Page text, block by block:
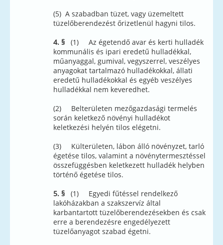
(5) A szabadban tüzet, vagy üzemeltett
tüzelőberendezést őrizetlenül hagyni tilos.
4. § (1) Az égetendő avar és kerti hulladék
kommunális és ipari eredetű hulladékkal,
műanyaggal, gumival, vegyszerrel, veszélyes
anyagokat tartalmazó hulladékokkal, állati
eredetű hulladékokkal és egyéb veszélyes
hulladékkal nem keveredhet.
(2) Belterületen mezőgazdasági termelés
során keletkező növényi hulladékot
keletkezési helyén tilos elégetni.
(3) Külterületen, lábon álló növényzet, tarló
égetése tilos, valamint a növénytermesztéssel
összefüggésben keletkezett hulladék helyben
történő égetése tilos.
5. § (1) Egyedi fűtéssel rendelkező
lakóházakban a szakszervíz által
karbantartott tüzelőberendezésekben és csak
erre a berendezésre engedélyezett
tüzelőanyagot szabad égetni.